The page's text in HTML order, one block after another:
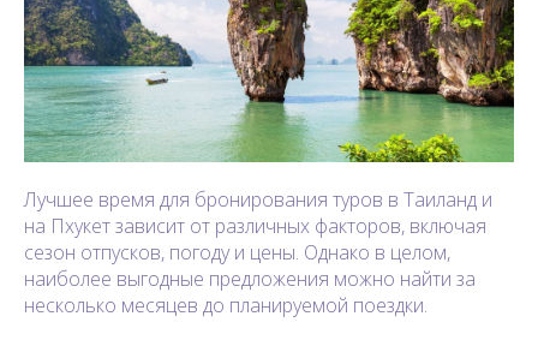
Лучшее время для бронирования туров в Таиланд и
на Пхукет зависит от различных факторов, включая
сезон отпусков, погоду и цены. Однако в целом,
наиболее выгодные предложения можно найти за
несколько месяцев до планируемой поездки.